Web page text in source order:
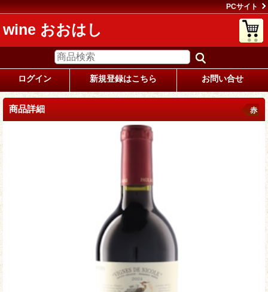
PCサイト
wine おおはし
ログイン 新規登録はこちら お問い合せ
商品詳細 赤